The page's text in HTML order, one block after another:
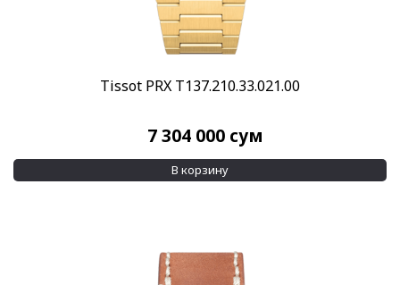
Tissot PRX T137.210.33.021.00
7 304 000 сум
В корзину